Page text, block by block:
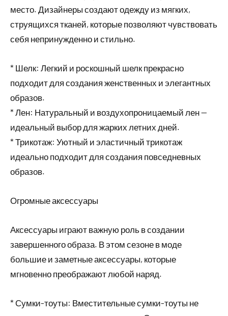
место. Дизайнеры создают одежду из мягких,
струящихся тканей, которые позволяют чувствовать
себя непринужденно и стильно.
* Шелк: Легкий и роскошный шелк прекрасно
подходит для создания женственных и элегантных
образов.
* Лен: Натуральный и воздухопроницаемый лен —
идеальный выбор для жарких летних дней.
* Трикотаж: Уютный и эластичный трикотаж
идеально подходит для создания повседневных
образов.
Огромные аксессуары
Аксессуары играют важную роль в создании
завершенного образа. В этом сезоне в моде
большие и заметные аксессуары, которые
мгновенно преображают любой наряд.
* Сумки-тоуты: Вместительные сумки-тоуты не